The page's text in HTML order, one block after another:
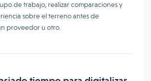
de trabajo, realizar comparaciones y
sobre el terreno antes de
proveedor u otro.